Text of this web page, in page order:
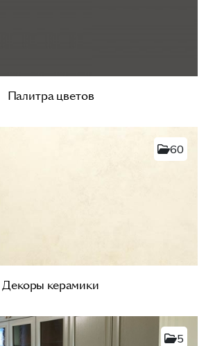
Палитра цветов
60
Декоры керамики
5